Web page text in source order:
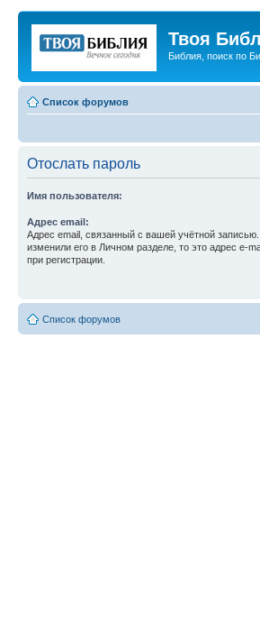
Твоя
Библия, поиск по
Список форумов
Отослать пароль
Имя пользователя:
Адрес email:
Адрес email, связанный с вашей учётной
изменили его в Личном разделе, то это адрес e-
при регистрации.
Список форумов